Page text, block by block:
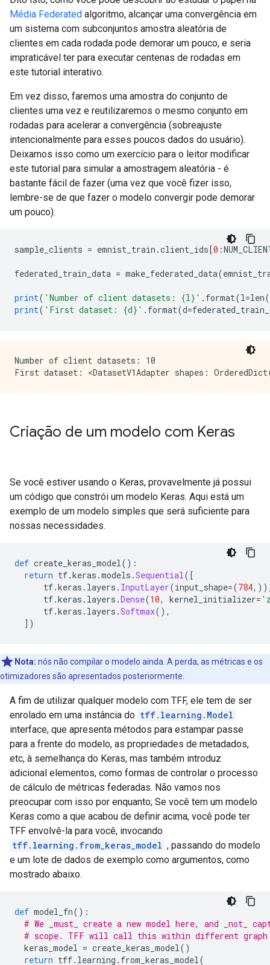
Média Federated algoritmo, alcançar uma convergência em
um sistema com subconjuntos amostra aleatória de
clientes em cada rodada pode demorar um pouco, e seria
impraticável ter para executar centenas de rodadas em
este tutorial interativo.
Em vez disso, faremos uma amostra do conjunto de
clientes uma vez e reutilizaremos o mesmo conjunto em
rodadas para acelerar a convergência (sobreajuste
intencionalmente para esses poucos dados do usuário).
Deixamos isso como um exercício para o leitor modificar
este tutorial para simular a amostragem aleatória - é
bastante fácil de fazer (uma vez que você fizer isso,
lembre-se de que fazer o modelo convergir pode demorar
um pouco).
sample_clients = emnist_train .client_ids[0 :
federated_train_data = make_federated_data(
print( 'Number of client datasets: {l}' . format(l=len(
print( 'First dataset: {d}' . format(d=
Number of client datasets: 10
Criação de um modelo com Keras
Se você estiver usando o Keras, provavelmente já possui
um código que constrói um modelo Keras. Aqui está um
exemplo de um modelo simples que será suficiente para
nossas necessidades.
def create_keras_model():
return tf.keras .models .Sequential([
tf.keras . layers . InputLayer(input_shape=(784
tf.keras . layers .Dense(10, kernel_initializer=
tf.keras . layers .Softmax(),
])
Nota: nós não compilar o modelo ainda. A perda, as métricas e os
otimizadores são apresentados posteriormente.
A fim de utilizar qualquer modelo com TFF, ele tem de ser
enrolado em uma instância do tff.learning.Model
interface, que apresenta métodos para estampar passe
para a frente do modelo, as propriedades de metadados,
etc, à semelhança do Keras, mas também introduz
adicional elementos, como formas de controlar o processo
de cálculo de métricas federadas. Não vamos nos
preocupar com isso por enquanto; Se você tem um modelo
Keras como a que acabou de definir acima, você pode ter
TFF envolvê-la para você, invocando
tff.learning.from_keras_model , passando do modelo
e um lote de dados de exemplo como argumentos, como
mostrado abaixo.
def model_fn():
# We _must_ create a new model here, and _not_
# scope. TFF will call this within different graph
keras_model = create_keras_model()
return tff. learning . from_keras_model(